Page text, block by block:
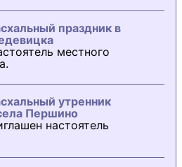
праздник в
местного
утренник
Першино
настоятель